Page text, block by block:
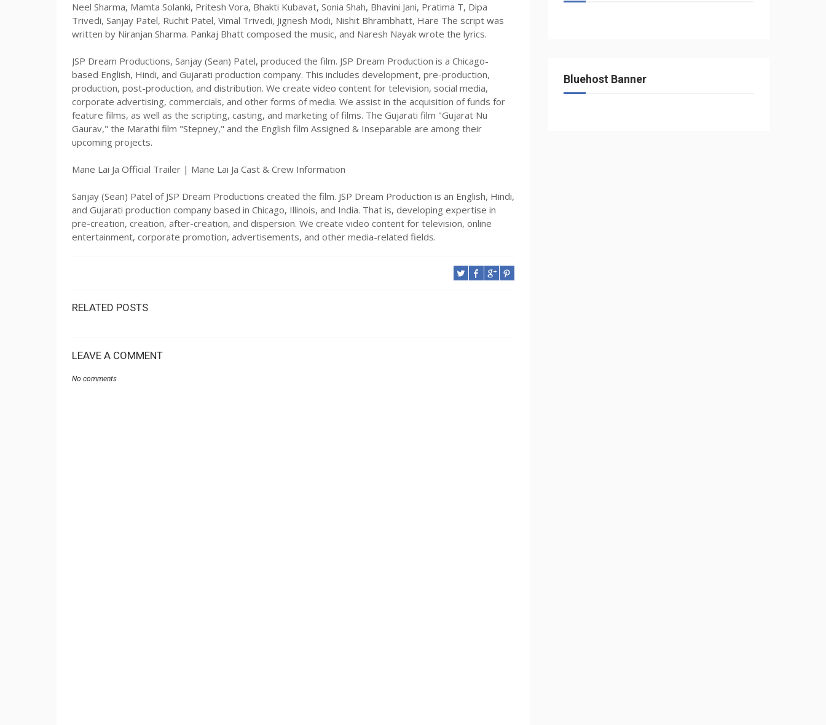
Neel Sharma, Mamta Solanki, Pritesh Vora, Bhakti Kubavat, Sonia Shah, Bhavini Jani, Pratima T, Dipa
Trivedi, Sanjay Patel, Ruchit Patel, Vimal Trivedi, Jignesh Modi, Nishit Bhrambhatt, Hare The script was
written by Niranjan Sharma. Pankaj Bhatt composed the music, and Naresh Nayak wrote the lyrics.
JSP Dream Productions, Sanjay (Sean) Patel, produced the film. JSP Dream Production is a Chicago-
based English, Hindi, and Gujarati production company. This includes development, pre-production,
production, post-production, and distribution. We create video content for television, social media,
corporate advertising, commercials, and other forms of media. We assist in the acquisition of funds for
feature films, as well as the scripting, casting, and marketing of films. The Gujarati film "Gujarat Nu
Gaurav," the Marathi film "Stepney," and the English film Assigned & Inseparable are among their
upcoming projects.
Mane Lai Ja Official Trailer | Mane Lai Ja Cast & Crew Information
Sanjay (Sean) Patel of JSP Dream Productions created the film. JSP Dream Production is an English, Hindi,
and Gujarati production company based in Chicago, Illinois, and India. That is, developing expertise in
pre-creation, creation, after-creation, and dispersion. We create video content for television, online
entertainment, corporate promotion, advertisements, and other media-related fields.
RELATED POSTS
LEAVE A COMMENT
No comments
Bluehost Banner